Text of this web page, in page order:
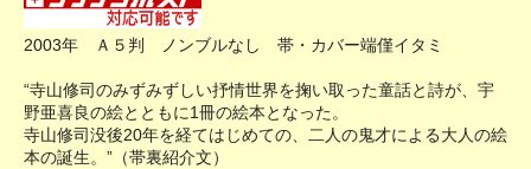
2003年 Ａ５判 ノンブルなし 帯・カバー端僅イタミ
“寺山修司のみずみずしい抒情世界を掬い取った童話と詩が、宇
野亜喜良の絵とともに1冊の絵本となった。
寺山修司没後20年を経てはじめての、二人の鬼才による大人の絵
本の誕生。”（帯裏紹介文）